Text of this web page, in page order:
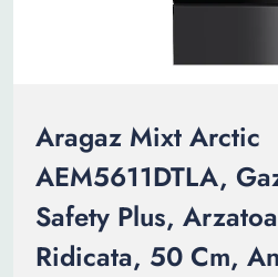
Aragaz Mixt Arctic
AEM5611DTLA,
Safety Plus,
Ridicata, 50 Cm,